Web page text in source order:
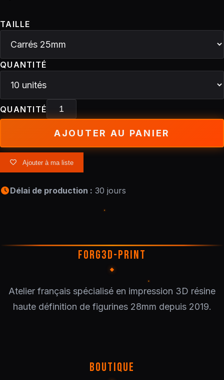
TAILLE
QUANTITÉ
QUANTITÉ
AJOUTER AU PANIER
Ajouter à ma liste
Délai de production : 30 jours
FORG3D-PRINT
Atelier français spécialisé en impression 3D résine
haute définition de figurines 28mm depuis 2019.
BOUTIQUE